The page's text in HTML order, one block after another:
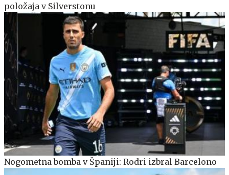
položaja v Silverstonu
Nogometna bomba v Španiji: Rodri izbral Barcelono